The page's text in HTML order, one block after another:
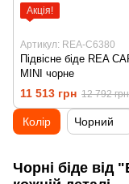
Акція!
Артикул: REA-C6380
Підвісне біде REA
MINI чорне
11 513 грн 12 792 грн
Чорні біде від
Колір Чорний